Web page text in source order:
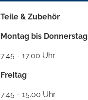
Teile & Zubehör
Montag bis Donnerstag
7.45 - 17.00 Uhr
Freitag
7.45 - 15.00 Uhr